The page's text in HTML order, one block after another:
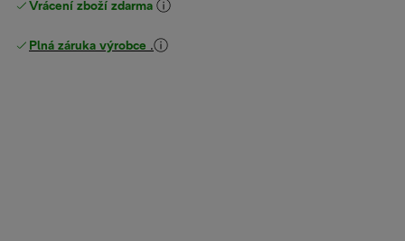
Vrácení zboží zdarma
Plná záruka výrobce .